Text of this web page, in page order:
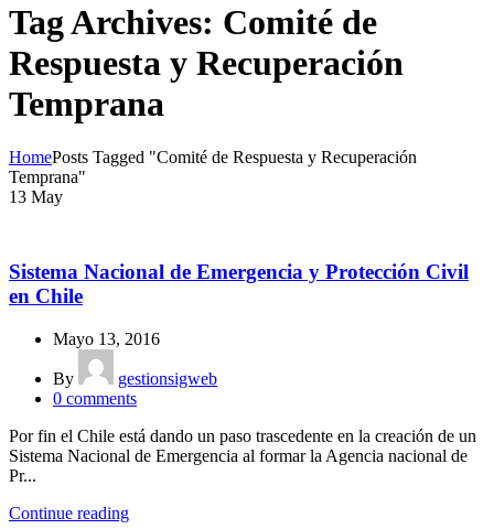
Tag Archives: Comité de
Respuesta y Recuperación
Temprana
HomePosts Tagged "Comité de Respuesta y Recuperación
Temprana"
13 May
Sistema Nacional de Emergencia y Protección Civil
en Chile
Mayo 13, 2016
By
gestionsigweb
0 comments
Por fin el Chile está dando un paso trascedente en la creación de un
Sistema Nacional de Emergencia al formar la Agencia nacional de
Pr...
Continue reading